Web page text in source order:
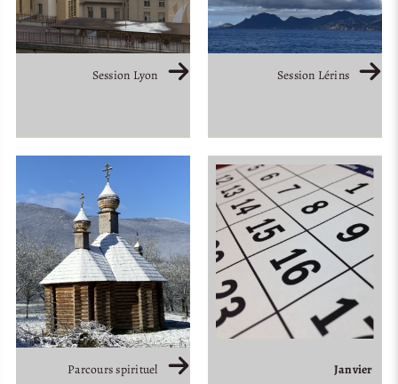
Session Lyon Session Lérins
Parcours spirituel Janvier